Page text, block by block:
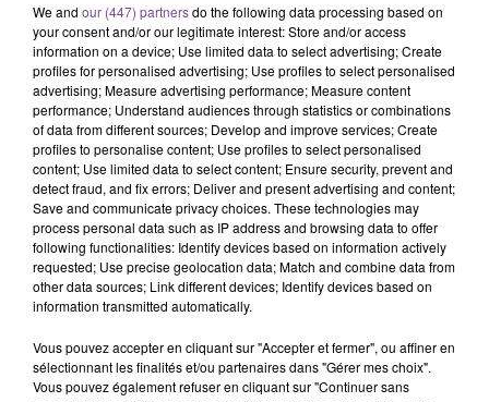
Une entreprise de Limoges recherche
un conseiller relation clientèle (H/F).
Une entreprise de Limoges recherche un conseiller relation
clientèle (H/F). Vous accueillez et renseignez les usagers au
jour les dossiers et assurez un suivi personnalisé. Aisance
relationnelle, sens du service et rigueur administrative sont
We and our (447) partnersdo the following data processing based on
your consent and/or our legitimate interest: Store and/or access
information on a device; Use limited data to select advertising; Create
profiles for personalised advertising; Use profiles to select personalised
advertising; Measure advertising performance; Measure content
performance; Understand audiences through statistics or combinations
of data from different sources; Develop and improve services; Create
profiles to personalise content; Use profiles to select personalised
content; Use limited data to select content; Ensure security, prevent and
detect fraud, and fix errors; Deliver and present advertising and content;
Save and communicate privacy choices. These technologies may
process personal data such as IP address and browsing data to offer
following functionalities: Identify devices based on information actively
requested; Use precise geolocation data; Match and combine data from
other data sources; Link different devices; Identify devices based on
information transmitted automatically.
Vous pouvez accepter en cliquant sur "Accepter et fermer", ou affiner en
sélectionnant les finalités et/ou partenaires dans "Gérer mes choix".
Vous pouvez également refuser en cliquant sur "Continuer sans